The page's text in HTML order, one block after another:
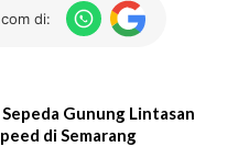
di:
Sepeda Gunung Lintasan
di Semarang